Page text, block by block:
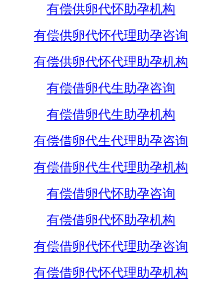
有偿供卵代怀助孕机构
有偿供卵代怀代理助孕咨询
有偿供卵代怀代理助孕机构
有偿借卵代生助孕咨询
有偿借卵代生助孕机构
有偿借卵代生代理助孕咨询
有偿借卵代生代理助孕机构
有偿借卵代怀助孕咨询
有偿借卵代怀助孕机构
有偿借卵代怀代理助孕咨询
有偿借卵代怀代理助孕机构